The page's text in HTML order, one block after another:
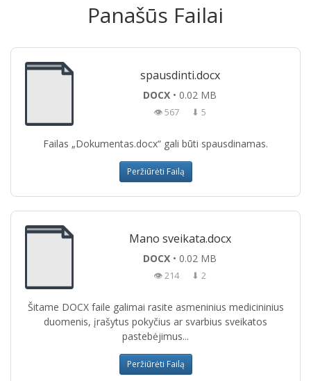
Panašūs Failai
spausdinti.docx
DOCX • 0.02 MB
👁 567 ⬇ 5
Failas „Dokumentas.docx“ gali būti spausdinamas.
Peržiūrėti Failą
Mano sveikata.docx
DOCX • 0.02 MB
👁 214 ⬇ 2
Šitame DOCX faile galimai rasite asmeninius medicininius
duomenis, įrašytus pokyčius ar svarbius sveikatos
pastebėjimus...
Peržiūrėti Failą